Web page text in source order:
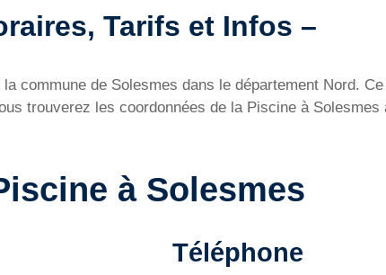
Tarifs et Infos –
commune de Solesmes dans le département Nord.
trouverez les coordonnées de la Piscine à
à Solesmes
Téléphone